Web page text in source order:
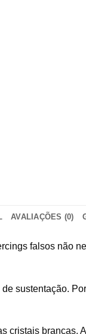
AVALIAÇÕES (0)
falsos não
sustentação.
brancas.